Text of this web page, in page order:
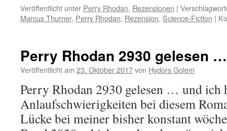
Veröffentlicht unter Perry Rhodan, Rezensionen |
Marcus Thurner, Perry Rhodan, Rezension, Science-Fiction |
Perry Rhodan 2930 gelesen …
Veröffentlicht am 23. Oktober 2017von Hydors Golem
Perry Rhodan 2930 gelesen … und ich
Anlaufschwierigkeiten bei diesem
Lücke bei meiner bisher konstant